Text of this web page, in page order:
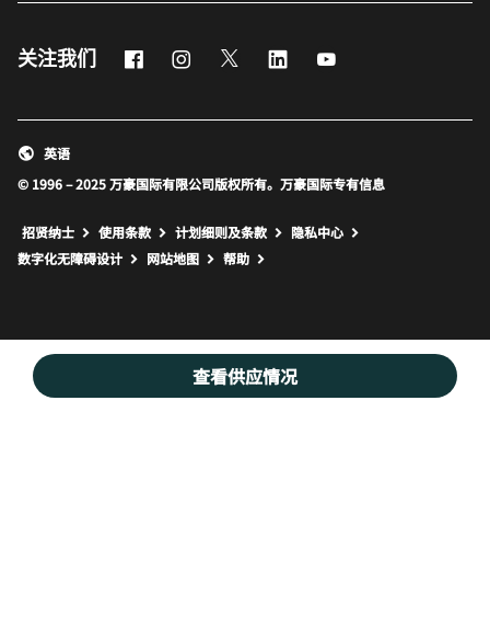
查看供应情况
关注我们 FacebookInstagram
Twitter LinkedIn
© 1996 – 2025 万豪国际有限公司版权所有。万豪国际专有信息
英语
招贤纳士 使用条款 计划细则及条款
隐私中心
数字化无障碍设计
网站地图 打开新窗口
帮助